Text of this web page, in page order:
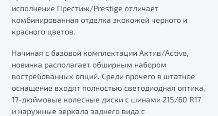
исполнение Престиж/Prestige отличает
комбинированная отделка экокожей черного и
красного цветов.
Начиная с базовой комплектации Актив/Active,
новинка располагает обширным набором
востребованных опций. Среди прочего в штатное
оснащение входят полностью светодиодная оптика,
17-дюймовые колесные диски с шинами 215/60 R17
и наружные зеркала заднего вида с